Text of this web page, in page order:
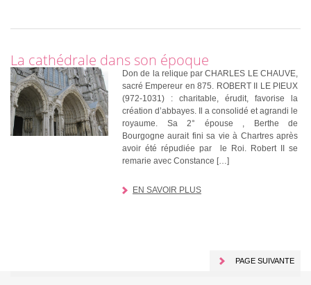
La cathédrale dans son époque
Don de la relique par CHARLES LE CHAUVE,
sacré Empereur en 875. ROBERT II LE PIEUX
(972-1031) : charitable, érudit, favorise la
création d’abbayes. Il a consolidé et agrandi le
royaume. Sa 2° épouse , Berthe de
Bourgogne aurait fini sa vie à Chartres après
avoir été répudiée par le Roi. Robert II se
remarie avec Constance […]
EN SAVOIR PLUS
PAGE SUIVANTE